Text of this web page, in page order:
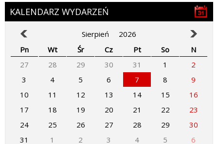
KALENDARZ WYDARZEŃ
Sierpień
2026
Pn
Wt Śr Cz Pt So
N
27
28 29 30 31 1
2
3
4 5 6 7 8
9
10
11 12 13 14 15
16
17
18 19 20 21 22
23
24
25 26 27 28 29
30
31
1 2 3 4 5 6